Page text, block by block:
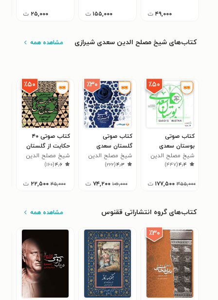
۴۹,۰۰۰ ت ۱۵۵,۰۰۰ ت ۲۵,۰۰۰ ت
کتاب‌های شیخ مصلح الدین سعدی شیرازی مشاهده همه
٪۵۰
کتاب صوتی
بوستان سعدی
شیخ مصلح الدین
سعدی شیرازی
۴٫۴(۴۴۷)
۳۵۵,۰۰۰ ۱۷۷,۵۰۰ ت
٪۳۰
کتاب صوتی
گلستان سعدی
شیخ مصلح الدین
سعدی شیرازی
۴٫۳(۲۲۲)
۱۰۶,۰۰۰ ۷۴,۲۰۰ ت
٪۵۰
کتاب صوتی ۴۰
حکایت از گلستان
سعدی
شیخ مصلح الدین
سعدی شیرازی
۴٫۶(۱۶۰)
۴۵,۰۰۰ ۲۲,۵۰۰ ت
کتاب‌های گروه انتشاراتی ققنوس مشاهده همه
٪۳۰